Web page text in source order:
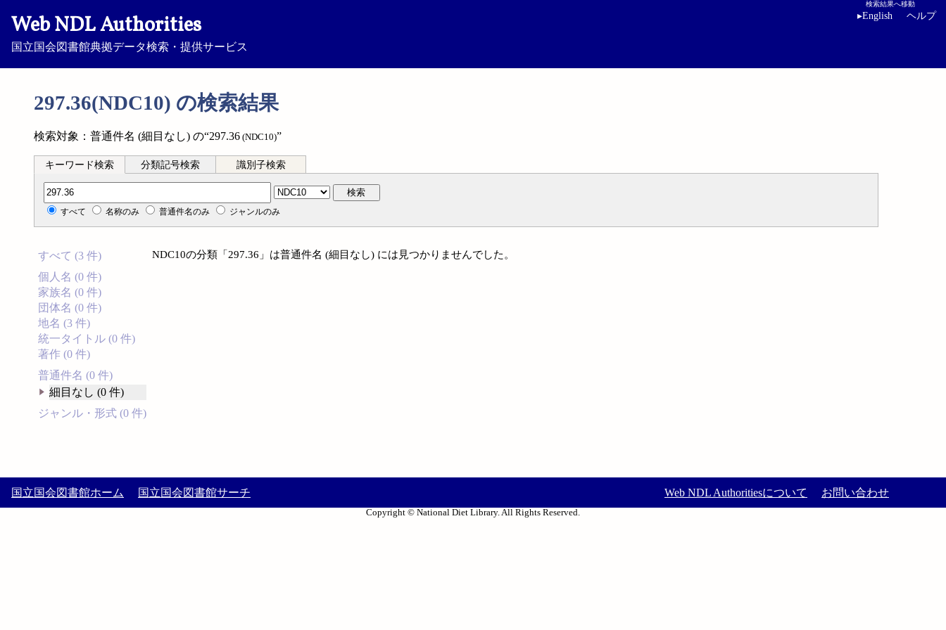
Web NDL Authorities
国立国会図書館典拠データ検索・提供サービス
検索結果へ移動
▸English ヘルプ
297.36(NDC10) の検索結果
検索対象：普通件名 (細目なし) の“297.36 (NDC10)”
キーワード検索 分類記号検索 識別子検索
分類記号検索 検索
すべて 名称のみ 普通件名のみ ジャンルのみ
すべて (3 件)
個人名 (0 件)
家族名 (0 件)
団体名 (0 件)
地名 (3 件)
統一タイトル (0 件)
著作 (0 件)
普通件名 (0 件)
細目なし (0 件)
ジャンル・形式 (0 件)
NDC10の分類「297.36」は普通件名 (細目なし) には見つかりませんでした。
国立国会図書館ホーム 国立国会図書館サーチ Web NDL Authoritiesについて お問い合わせ
Copyright © National Diet Library. All Rights Reserved.